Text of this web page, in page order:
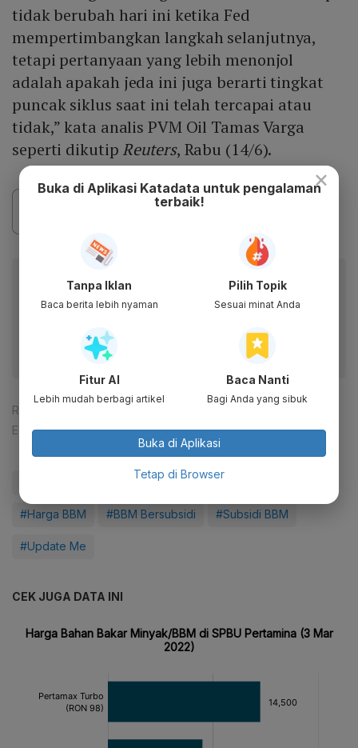
tidak berubah hari ini ketika Fed
mempertimbangkan langkah selanjutnya,
tetapi pertanyaan yang lebih menonjol
adalah apakah jeda ini juga berarti tingkat
puncak siklus saat ini telah tercapai atau
tidak,” kata analis PVM Oil Tamas Varga
seperti dikutipReuters, Rabu (14/6).
Baca artikel ini lewat aplikasi mobile.
Dapatkan pengalaman membaca lebih nyaman dan nikmati
Reporter:
Editor: Happy Fajrian
#Harga Pertalite #Kementerian ESDM
#Harga BBM #BBM Bersubsidi #Subsidi BBM
#Update Me
CEK JUGA DATA INI
×
Buka di Aplikasi Katadata untuk pengalaman
terbaik!
Tanpa Iklan
Baca berita lebih nyaman
Pilih Topik
Sesuai minat Anda
Fitur AI
Lebih mudah berbagi artikel
Baca Nanti
Bagi Anda yang sibuk
Buka di Aplikasi
Tetap di Browser